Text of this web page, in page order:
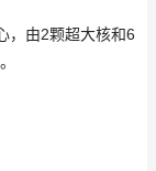
由2颗超大核和6